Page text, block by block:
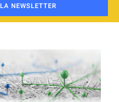
NEWSLETTER